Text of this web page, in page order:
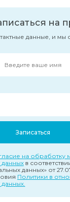
на
данные, и мы
Записаться
на обработку
в
данных» от
Политики в